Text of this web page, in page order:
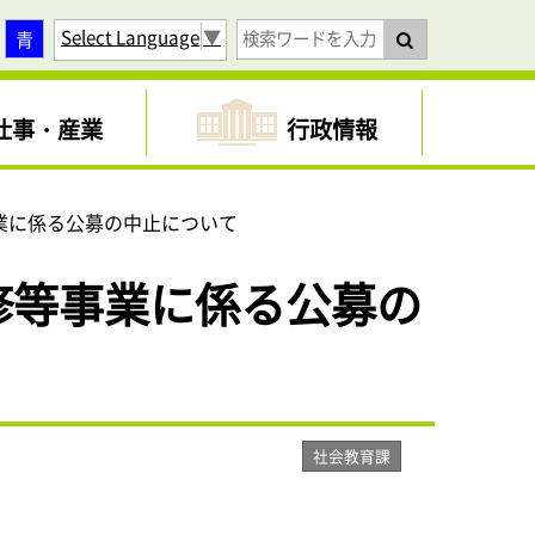
青 Select Language▼
事・産業 行政情報
係る公募の中止について
事業に係る公募の
社会教育課